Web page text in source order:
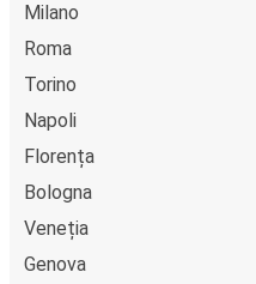
Milano
Roma
Torino
Napoli
Florența
Bologna
Veneția
Genova